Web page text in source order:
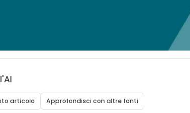
articolo Approfondisci con altre fonti